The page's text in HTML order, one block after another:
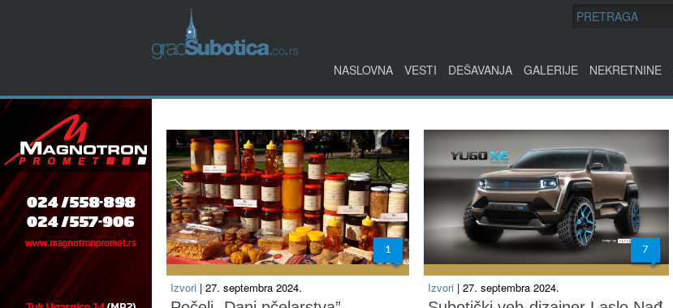
NASLOVNA VESTI DEŠAVANJA GALERIJE NEKRETNINE
1
Izvori | 27. septembra 2024.
7
Izvori | 27. septembra 2024.